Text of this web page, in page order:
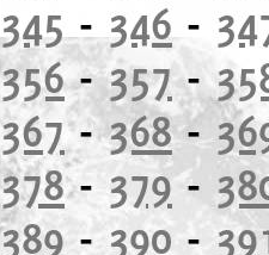
345-346-
356-357-
367-368-
378- 379-
389- 390 -